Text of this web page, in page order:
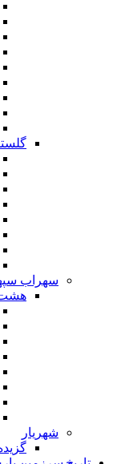
سهراب
هشت
شهریار